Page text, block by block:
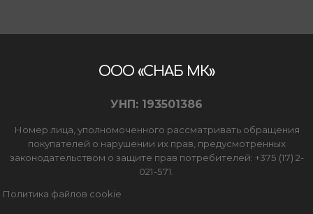
ООО «СНАБ МК»
УНП: 193501386
Номер лица, уполномоченного рассматривать обращения
покупателей о нарушении их прав, предусмотренных
законодательством о защите прав потребителей: +375 (17) 2-
021-571.
Политика файлов cookie